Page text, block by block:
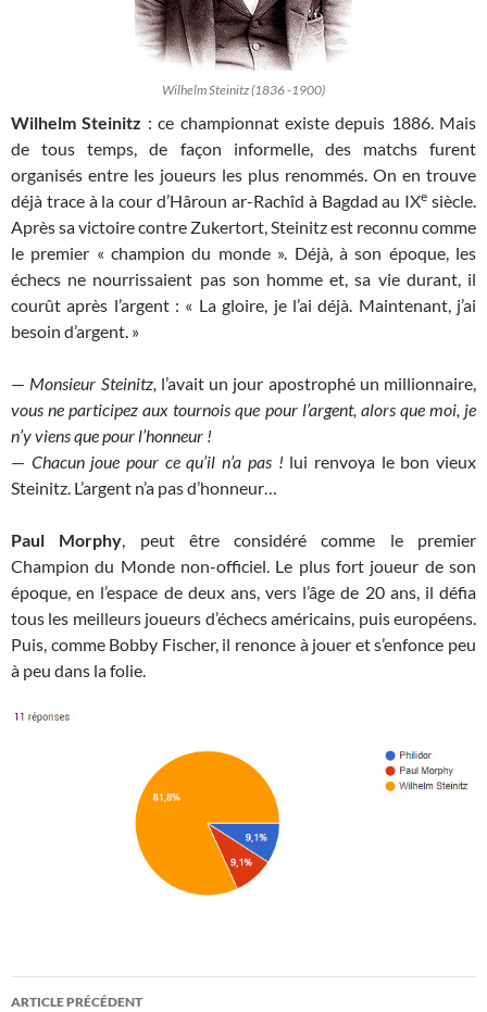
Wilhelm Steinitz (1836 -1900)
Wilhelm Steinitz : ce championnat existe depuis 1886. Mais
de tous temps, de façon informelle, des matchs furent
organisés entre les joueurs les plus renommés. On en trouve
déjà trace à la cour d’Hâroun ar-Rachîd à Bagdad au IXe siècle.
Après sa victoire contre Zukertort, Steinitz est reconnu comme
le premier « champion du monde ». Déjà, à son époque, les
échecs ne nourrissaient pas son homme et, sa vie durant, il
courût après l’argent : « La gloire, je l’ai déjà. Maintenant, j’ai
besoin d’argent. »
— Monsieur Steinitz, l’avait un jour apostrophé un millionnaire,
vous ne participez aux tournois que pour l’argent, alors que moi, je
n’y viens que pour l’honneur !
— Chacun joue pour ce qu’il n’a pas ! lui renvoya le bon vieux
Steinitz. L’argent n’a pas d’honneur…
Paul Morphy, peut être considéré comme le premier
Champion du Monde non-officiel. Le plus fort joueur de son
époque, en l’espace de deux ans, vers l’âge de 20 ans, il défia
tous les meilleurs joueurs d’échecs américains, puis européens.
Puis, comme Bobby Fischer, il renonce à jouer et s’enfonce peu
à peu dans la folie.
Navigation
ARTICLE PRÉCÉDENT